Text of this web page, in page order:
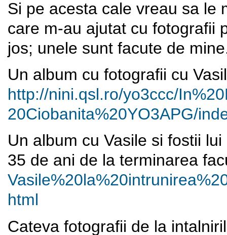
Si pe acesta cale vreau sa le
care m-au ajutat cu fotografii
jos; unele sunt facute de
Un album cu fotografii cu
http://nini.qsl.ro/yo3ccc/In%
20Ciobanita%20YO3APG/
Un album cu Vasile si fostii
35 de ani de la terminarea
Vasile%20la%20intrunirea%
html
Cateva fotografii de la